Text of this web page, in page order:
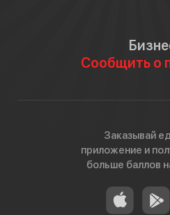
Сообщить о
Заказывай
приложение и
больше баллов